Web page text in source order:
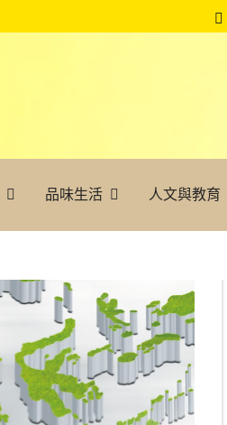
品味生活 人文與教育